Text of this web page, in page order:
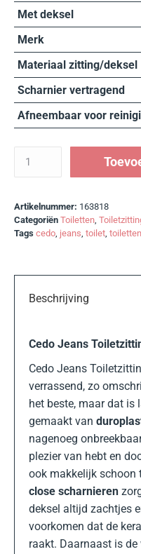
Met deksel
Merk
Materiaal zitting/deksel
Scharnier vertragend
Afneembaar voor
Artikelnummer: 163818
Categoriën Toiletten,
Tags cedo, jeans, toilet, toiletten
Beschrijving
Cedo Jeans
Cedo Jeans
verrassend, zo
het beste, maar dat is
gemaakt van
nagenoeg
plezier van hebt en
ook makkelijk schoon
close scharnieren
deksel altijd zachtjes
voorkomen dat de
raakt. Daarnaast is